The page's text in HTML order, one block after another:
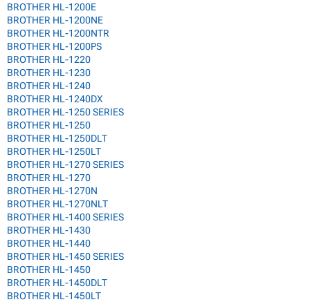
BROTHER HL-1200E
BROTHER HL-1200NE
BROTHER HL-1200NTR
BROTHER HL-1200PS
BROTHER HL-1220
BROTHER HL-1230
BROTHER HL-1240
BROTHER HL-1240DX
BROTHER HL-1250 SERIES
BROTHER HL-1250
BROTHER HL-1250DLT
BROTHER HL-1250LT
BROTHER HL-1270 SERIES
BROTHER HL-1270
BROTHER HL-1270N
BROTHER HL-1270NLT
BROTHER HL-1400 SERIES
BROTHER HL-1430
BROTHER HL-1440
BROTHER HL-1450 SERIES
BROTHER HL-1450
BROTHER HL-1450DLT
BROTHER HL-1450LT